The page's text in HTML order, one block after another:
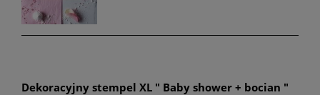
Dekoracyjny stempel XL " Baby shower + bocian "